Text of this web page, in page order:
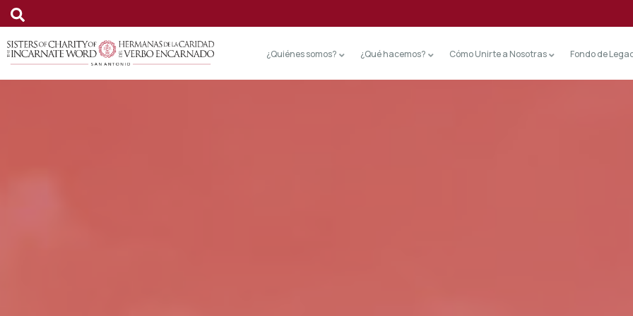
¿Quiénes somos? ¿Qué hacemos? Cómo Unirte a Nosotras Fondo de